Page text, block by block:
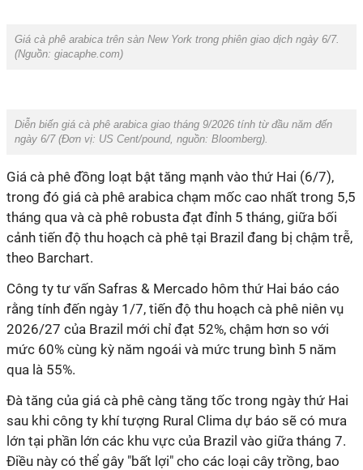
Giá cà phê arabica trên sàn New York trong phiên giao dịch ngày 6/7.
(Nguồn: giacaphe.com)
Diễn biến giá cà phê arabica giao tháng 9/2026 tính từ đầu năm đến
ngày 6/7 (Đơn vị: US Cent/pound, nguồn: Bloomberg).
Giá cà phê đồng loạt bật tăng mạnh vào thứ Hai (6/7),
trong đó giá cà phê arabica chạm mốc cao nhất trong 5,5
tháng qua và cà phê robusta đạt đỉnh 5 tháng, giữa bối
cảnh tiến độ thu hoạch cà phê tại Brazil đang bị chậm trễ,
theo Barchart.
Công ty tư vấn Safras & Mercado hôm thứ Hai báo cáo
rằng tính đến ngày 1/7, tiến độ thu hoạch cà phê niên vụ
2026/27 của Brazil mới chỉ đạt 52%, chậm hơn so với
mức 60% cùng kỳ năm ngoái và mức trung bình 5 năm
qua là 55%.
Đà tăng của giá cà phê càng tăng tốc trong ngày thứ Hai
sau khi công ty khí tượng Rural Clima dự báo sẽ có mưa
lớn tại phần lớn các khu vực của Brazil vào giữa tháng 7.
Điều này có thể gây "bất lợi" cho các loại cây trồng, bao